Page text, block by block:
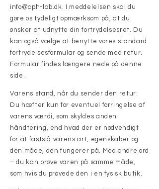
info@cph-lab.dk. I meddelelsen skal du
gøre os tydeligt opmærksom på, at du
ønsker at udnytte din fortrydelsesret. Du
kan også vælge at benytte vores standard
fortrydelsesformular og sende med retur.
Formular findes længere nede på denne
side.
Varens stand, når du sender den retur:
Du hæfter kun for eventuel forringelse af
varens værdi, som skyldes anden
håndtering, end hvad der er nødvendigt
for at fastslå varens art, egenskaber og
den måde, den fungerer på. Med andre ord
– du kan prøve varen på samme måde,
som hvis du prøvede den i en fysisk butik.